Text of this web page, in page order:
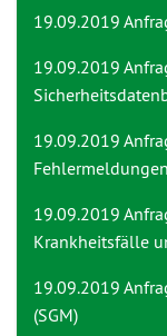
19.09.2019
19.09.2019
19.09.2019
Fehlermeldungen
19.09.2019
Krankheitsfälle
19.09.2019
(SGM)